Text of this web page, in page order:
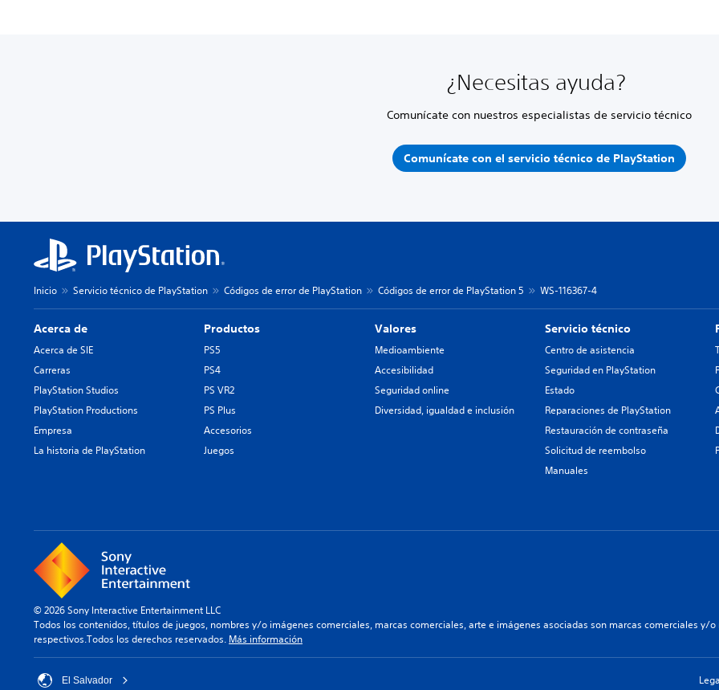
¿Necesitas ayuda?
Comunícate con nuestros especialistas de servicio técnico
Comunícate con el servicio técnico de PlayStation
Inicio Servicio técnico de PlayStation Códigos de error de PlayStation Códigos de error de PlayStation 5 WS-116367-4
Acerca de
Acerca de SIE
Carreras
PlayStation Studios
PlayStation Productions
Empresa
La historia de PlayStation
Productos
PS5
PS4
PS VR2
PS Plus
Accesorios
Juegos
Valores
Medioambiente
Accesibilidad
Seguridad online
Diversidad, igualdad e inclusión
Servicio técnico
Centro de asistencia
Seguridad en PlayStation
Estado
Reparaciones de PlayStation
Restauración de contraseña
Solicitud de reembolso
Manuales
© 2026 Sony Interactive Entertainment LLC
Todos los contenidos, títulos de juegos, nombres y/o imágenes comerciales, marcas comerciales, arte e imágenes asociadas son marcas comerciales y/
respectivos.Todos los derechos reservados. Más información
El Salvador